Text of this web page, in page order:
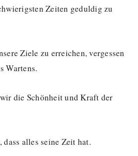
Zeiten geduldig zu
Ziele zu erreichen, vergessen
Wartens.
die Schönheit und Kraft der
alles seine Zeit hat.